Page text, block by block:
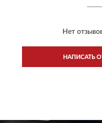
Нет
НАПИСАТЬ